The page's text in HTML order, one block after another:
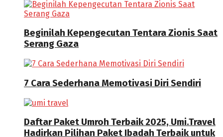
Beginilah Kepengecutan Tentara Zionis Saat
Serang Gaza
7 Cara Sederhana Memotivasi Diri Sendiri
Daftar Paket Umroh Terbaik 2025, Umi.Travel
Hadirkan Pilihan Paket Ibadah Terbaik untuk